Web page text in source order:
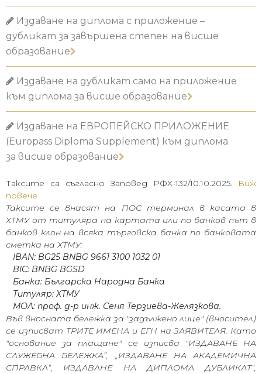
Издаване на диплома с приложение –
дубликат за завършена степен на висше
образование
Издаване на дубликат само на приложение
към диплома за висше образование
Издаване на ЕВРОПЕЙСКО ПРИЛОЖЕНИЕ
(Europass Diploma Supplement) към диплома
за висше образование
Таксите са съгласно Заповед РФХ-132/10.10.2025.
Виж
повече
Таксите се внасят на ПОС терминал в касата в
ХТМУ от титуляра на картата или по банков път в
банков клон на всяка търговска банка по банковата
сметка на ХТМУ:
IBAN: BG25 BNBG 9661 3100 1032 01
BIC: BNBG BGSD
Банка: Българска Народна Банка
Титуляр: ХТМУ
МОЛ: проф. д-р инж. Сеня Терзиева-Желязкова.
Във вносната бележка за "задължено лице" (вносител)
се изписват ТРИТЕ ИМЕНА и ЕГН на ЗАЯВИТЕЛЯ. Като
"основание за плащане" се изписва "ИЗДАВАНЕ НА
СЛУЖЕБНА БЕЛЕЖКА”, „ИЗДАВАНЕ НА АКАДЕМИЧНА
СПРАВКА“, ИЗДАВАНЕ НА ДИПЛОМА ДУБЛИКАТ“,